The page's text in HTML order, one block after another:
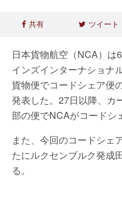
共有 ツイート
日本貨物航空（NCA）は
インズインターナショナ
貨物便でコードシェア便
発表した。27日以降、カ
部の便でNCAがコードシ
また、今回のコードシェ
たにルクセンブルク発成
る。